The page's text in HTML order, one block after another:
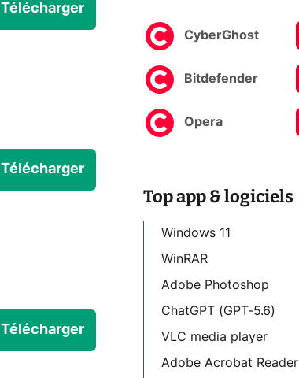
Télécharger
Télécharger
Télécharger
CyberGhost
Bitdefender
Opera
Top app & logiciels
Windows 11
WinRAR
Adobe Photoshop
ChatGPT (GPT-5.6)
VLC media player
Adobe Acrobat Reader